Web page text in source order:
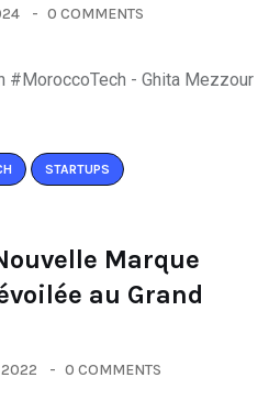
0 COMMENTS
STARTUPS
Marque
au Grand
2022 0 COMMENTS